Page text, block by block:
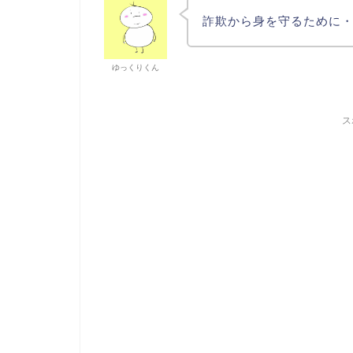
ゆっくりくん
詐欺から身を守るために・